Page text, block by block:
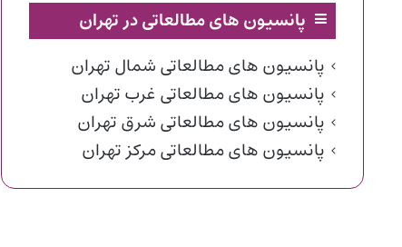
پانسیون های مطالعاتی در تهران
پانسیون های مطالعاتی شمال تهران
پانسیون های مطالعاتی غرب تهران
پانسیون های مطالعاتی شرق تهران
پانسیون های مطالعاتی مرکز تهران